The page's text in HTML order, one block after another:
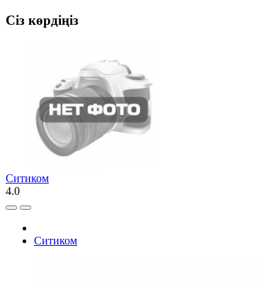
Сіз көрдіңіз
Ситиком
4.0
Ситиком